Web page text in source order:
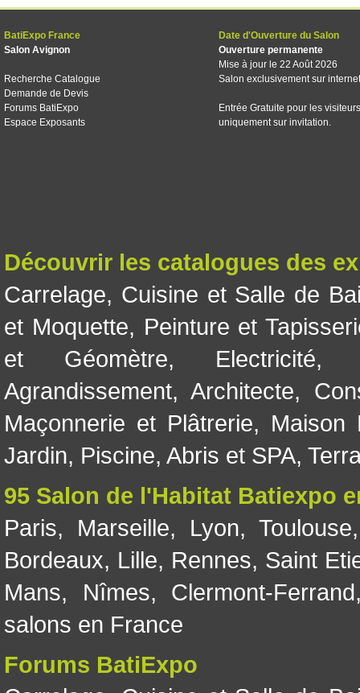
BatiExpo France
Salon Avignon
Recherche Catalogue
Demande de Devis
Forums BatiExpo
Espace Exposants
Date d'Ouverture du Salon
Ouverture permanente
Mise à jour le 22 Août 2026
Salon exclusivement sur internet
Entrée Gratuite pour les visiteurs
uniquement sur invitation.
Découvrir les catalogues des
Carrelage, Cuisine et Salle de
et Moquette, Peinture et
et Géomètre, Electricité
Agrandissement, Architecte,
Maçonnerie et Plâtrerie, Maison
Jardin, Piscine, Abris et SPA,
95 Salon de l'Habitat Batiexpo
Paris, Marseille, Lyon, Toulouse
Bordeaux, Lille, Rennes, Saint
Mans, Nîmes, Clermont-Ferrand
salons en France
Forums BatiExpo